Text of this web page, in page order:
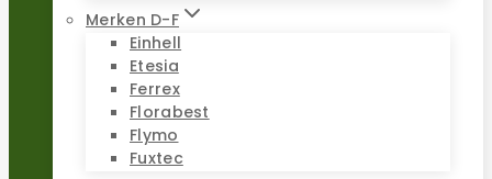
Merken D-F
Einhell
Etesia
Ferrex
Florabest
Flymo
Fuxtec